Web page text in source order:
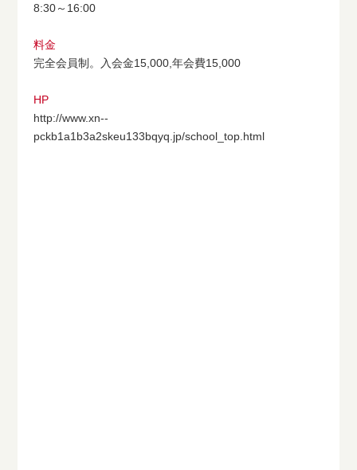
8:30～16:00
料金
完全会員制。入会金15,000,年会費15,000
HP
http://www.xn--
pckb1a1b3a2skeu133bqyq.jp/school_top.html